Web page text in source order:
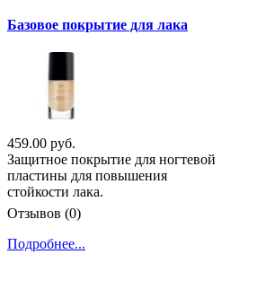
Базовое покрытие для лака
459.00 руб.
Защитное покрытие для ногтевой
пластины для повышения
стойкости лака.
Отзывов (0)
Подробнее...